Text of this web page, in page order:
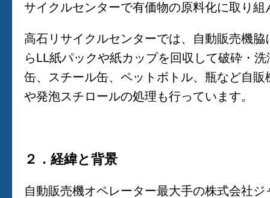
サイクルセンターで有価物の原料化に取り組
高石リサイクルセンターでは、自動販売機
らLL紙パックや紙カップを回収して破砕・
缶、スチール缶、ペットボトル、瓶など自
や発泡スチロールの処理も行っています。
２．経緯と背景
自動販売機オペレーター最大手の株式会社